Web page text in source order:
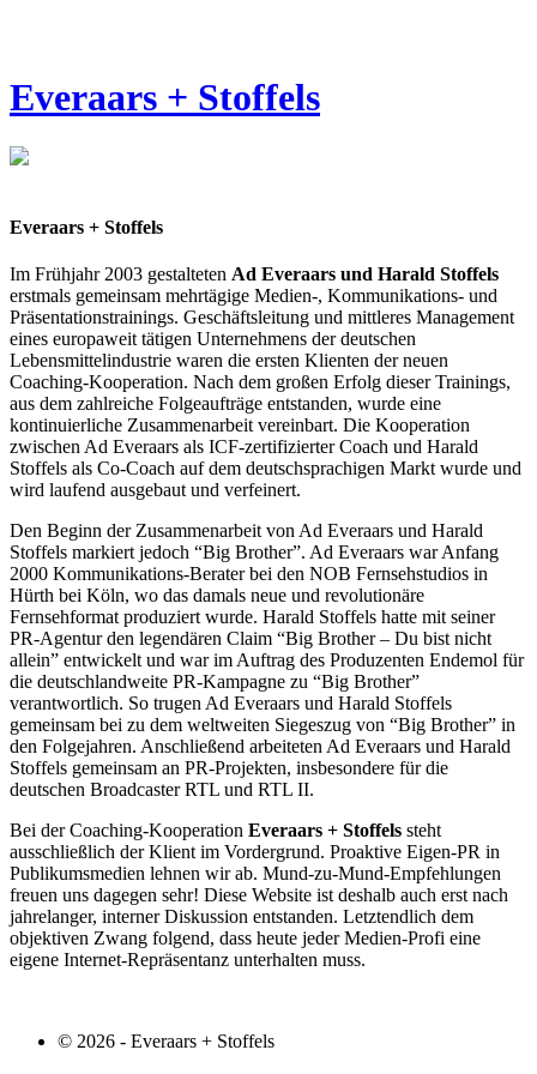
Everaars + Stoffels
Everaars + Stoffels
Im Frühjahr 2003 gestalteten Ad Everaars und Harald Stoffels
erstmals gemeinsam mehrtägige Medien-, Kommunikations- und
Präsentationstrainings. Geschäftsleitung und mittleres Management
eines europaweit tätigen Unternehmens der deutschen
Lebensmittelindustrie waren die ersten Klienten der neuen
Coaching-Kooperation. Nach dem großen Erfolg dieser Trainings,
aus dem zahlreiche Folgeaufträge entstanden, wurde eine
kontinuierliche Zusammenarbeit vereinbart. Die Kooperation
zwischen Ad Everaars als ICF-zertifizierter Coach und Harald
Stoffels als Co-Coach auf dem deutschsprachigen Markt wurde und
wird laufend ausgebaut und verfeinert.
Den Beginn der Zusammenarbeit von Ad Everaars und Harald
Stoffels markiert jedoch “Big Brother”. Ad Everaars war Anfang
2000 Kommunikations-Berater bei den NOB Fernsehstudios in
Hürth bei Köln, wo das damals neue und revolutionäre
Fernsehformat produziert wurde. Harald Stoffels hatte mit seiner
PR-Agentur den legendären Claim “Big Brother – Du bist nicht
allein” entwickelt und war im Auftrag des Produzenten Endemol für
die deutschlandweite PR-Kampagne zu “Big Brother”
verantwortlich. So trugen Ad Everaars und Harald Stoffels
gemeinsam bei zu dem weltweiten Siegeszug von “Big Brother” in
den Folgejahren. Anschließend arbeiteten Ad Everaars und Harald
Stoffels gemeinsam an PR-Projekten, insbesondere für die
deutschen Broadcaster RTL und RTL II.
Bei der Coaching-Kooperation Everaars + Stoffels steht
ausschließlich der Klient im Vordergrund. Proaktive Eigen-PR in
Publikumsmedien lehnen wir ab. Mund-zu-Mund-Empfehlungen
freuen uns dagegen sehr! Diese Website ist deshalb auch erst nach
jahrelanger, interner Diskussion entstanden. Letztendlich dem
objektiven Zwang folgend, dass heute jeder Medien-Profi eine
eigene Internet-Repräsentanz unterhalten muss.
© 2026 - Everaars + Stoffels